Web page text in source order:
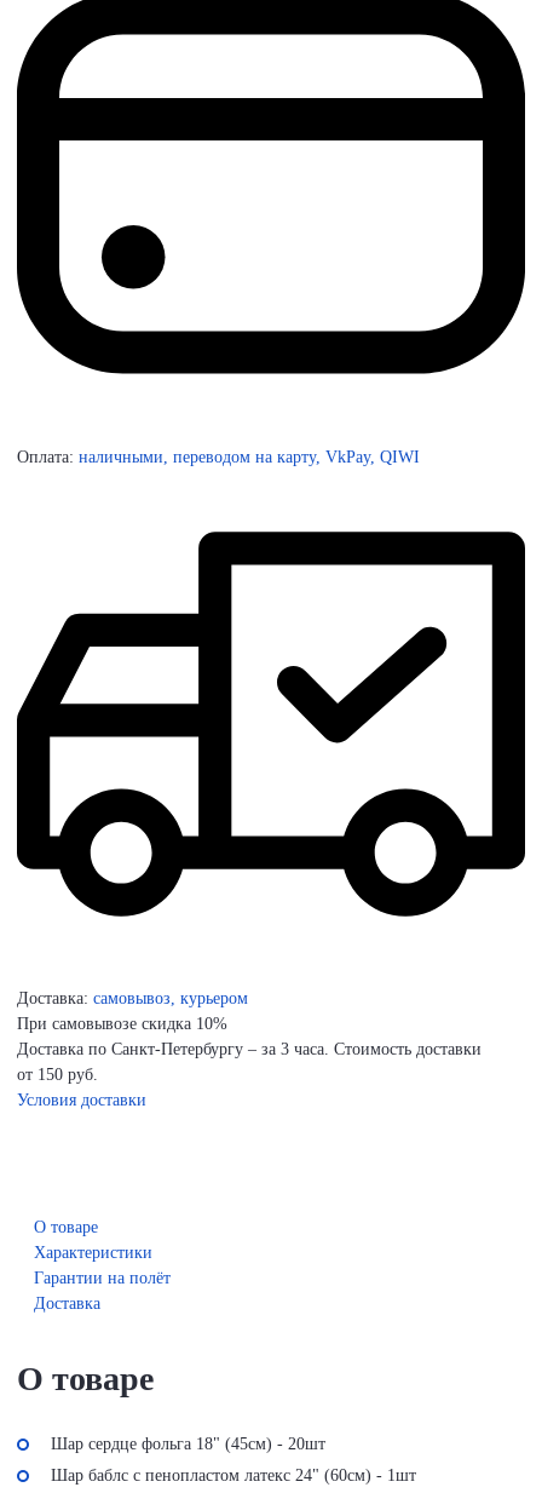
Оплата: наличными, переводом на карту, VkPay, QIWI
Доставка: самовывоз, курьером
При самовывозе скидка 10%
Доставка по Санкт-Петербургу – за 3 часа. Стоимость доставки
от 150 руб.
Условия доставки
О товаре
Характеристики
Гарантии на полёт
Доставка
О товаре
Шар сердце фольга 18" (45см) - 20шт
Шар баблс с пенопластом латекс 24" (60см) - 1шт